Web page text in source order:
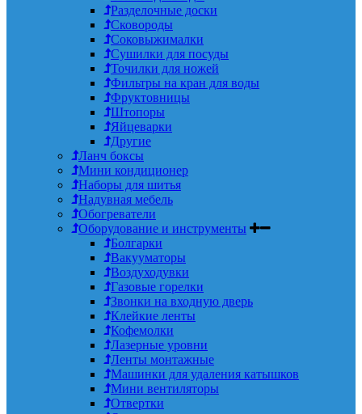
Разделочные доски
Сковороды
Соковыжималки
Сушилки для посуды
Точилки для ножей
Фильтры на кран для воды
Фруктовницы
Штопоры
Яйцеварки
Другие
Ланч боксы
Мини кондиционер
Наборы для шитья
Надувная мебель
Обогреватели
Оборудование и инструменты
Болгарки
Вакууматоры
Воздуходувки
Газовые горелки
Звонки на входную дверь
Клейкие ленты
Кофемолки
Лазерные уровни
Ленты монтажные
Машинки для удаления катышков
Мини вентиляторы
Отвертки